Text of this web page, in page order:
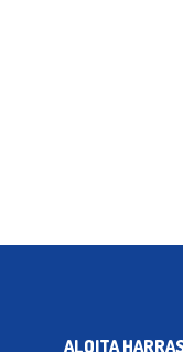
ALOITA